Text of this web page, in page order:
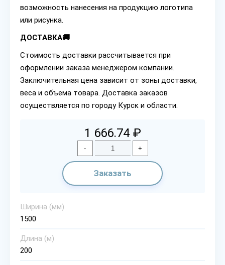
возможность нанесения на продукцию логотипа
или рисунка.
ДОСТАВКА🚚
Стоимость доставки рассчитывается при
оформлении заказа менеджером компании.
Заключительная цена зависит от зоны доставки,
веса и объема товара. Доставка заказов
осуществляется по городу Курск и области.
1 666.74 ₽
- +
Заказать
Ширина (мм)
1500
Длина (м)
200